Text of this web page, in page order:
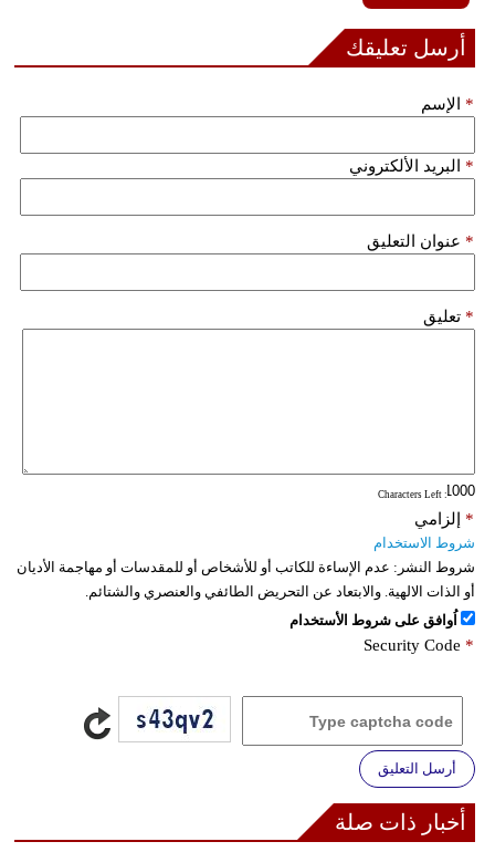
أرسل تعليقك
الإسم *
البريد الألكتروني *
عنوان التعليق *
تعليق *
: Characters Left
إلزامي *
شروط الاستخدام
شروط النشر: عدم الإساءة للكاتب أو للأشخاص أو للمقدسات أو مهاجمة الأديان
أو الذات الالهية. والابتعاد عن التحريض الطائفي والعنصري والشتائم.
اُوافق على شروط الأستخدام
Security Code *
أرسل التعليق
أخبار ذات صلة